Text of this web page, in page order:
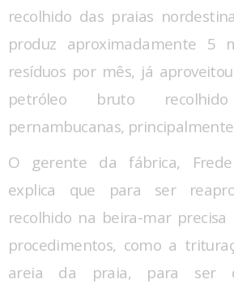
recolhido das praias
produz aproximadamente 5
resíduos por mês, já
petróleo bruto
pernambucanas,
O gerente da fábrica,
explica que para ser
recolhido na beira-mar precisa
procedimentos, como a
areia da praia, para ser